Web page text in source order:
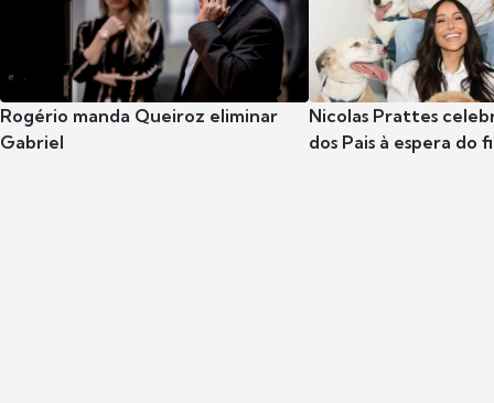
Rogério manda Queiroz eliminar
Gabriel
Nicolas Prattes
dos Pais à espera do